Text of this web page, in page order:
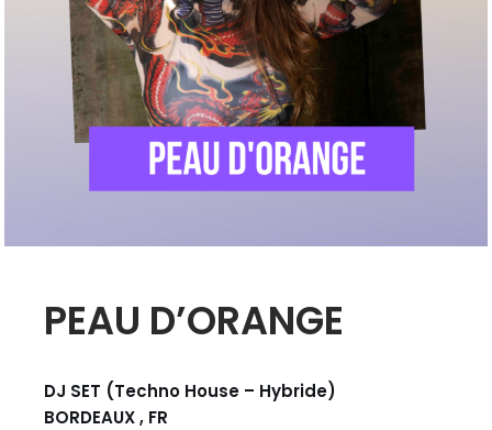
PEAU D’ORANGE
DJ SET (Techno House – Hybride)
BORDEAUX , FR